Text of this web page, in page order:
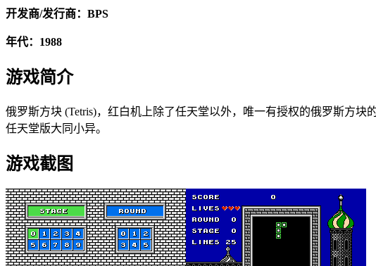
开发商/发行商：BPS
年代：1988
游戏简介
俄罗斯方块 (Tetris)，红白机上除了任天堂以外，唯一有授权的俄罗斯方
任天堂版大同小异。
游戏截图